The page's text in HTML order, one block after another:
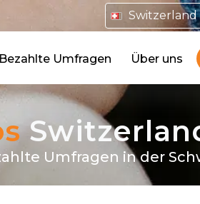
Bezahlte Umfragen Über uns
Umfragen in der